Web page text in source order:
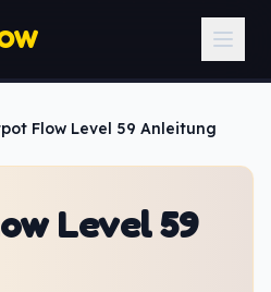
Flow Level 59 Anleitung
Level 59